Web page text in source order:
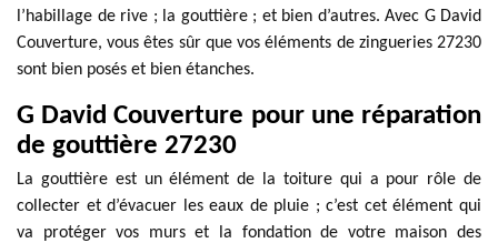
l’habillage de rive ; la gouttière ; et bien d’autres. Avec G David
Couverture, vous êtes sûr que vos éléments de zingueries 27230
sont bien posés et bien étanches.
G David Couverture pour une réparation
de gouttière 27230
La gouttière est un élément de la toiture qui a pour rôle de
collecter et d’évacuer les eaux de pluie ; c’est cet élément qui
va protéger vos murs et la fondation de votre maison des